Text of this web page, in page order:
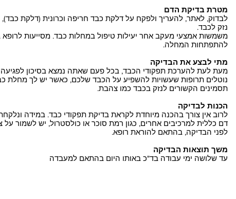
מטרת בדיקת הדם
לבדוק, לאתר, להעריך ולפקח על דלקת כבד חריפה וכרונית (דלקת כבד),
נזק לכבד.
משמשות אמצעי מעקב אחר יעילות טיפול במחלות כבד. מסייעות
להתפתחות המחלה.
מתי לבצע את הבדיקה
מעת לעת להערכת תפקודי הכבד, בכל פעם שאתה נמצא בסיכון
נוטלים תרופות שעשויות להשפיע על הכבד שלכם, כאשר יש לך מחלת
תסמינים הקשורים לנזק בכבד כמו צהבת.
הכנות לבדיקה
לרוב אין צורך בהכנה מיוחדת לקראת בדיקת תפקודי כבד. במידה
לפני הבדיקה, בהתאם להוראת רופא.
משך תוצאות הבדיקה
עד שלושה ימי עבודה בד"כ באותו היום בהתאם למעבדה